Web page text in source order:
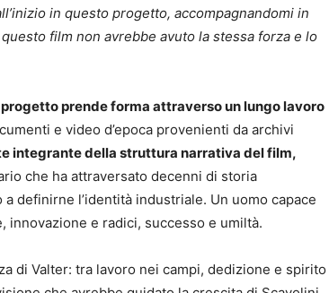
in questo progetto, accompagnandomi in
film non avrebbe avuto la stessa forza e lo
progetto prende forma attraverso un lungo lavoro
e video d’epoca provenienti da archivi
integrante della struttura narrativa del film,
che ha attraversato decenni di storia
definirne l’identità industriale. Un uomo capace
e radici, successo e umiltà.
di Valter: tra lavoro nei campi, dedizione e spirito